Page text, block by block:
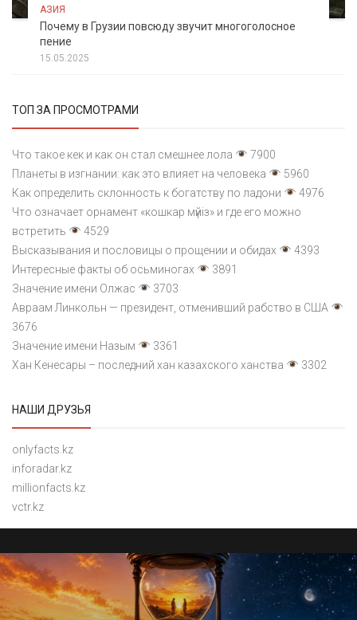
АЗИЯ
Почему в Грузии повсюду звучит многоголосное
пение
15.05.2025
ТОП ЗА ПРОСМОТРАМИ
Что такое кек и как он стал смешнее лола
7900
Планеты в изгнании: как это влияет на человека
5960
Как определить склонность к богатству по ладони
4976
Что означает орнамент «кошкар мүйіз» и где его можно
встретить
4529
Высказывания и пословицы о прощении и обидах
4393
Интересные факты об осьминогах
3891
Значение имени Олжас
3703
Авраам Линкольн — президент, отменивший рабство в США
3676
Значение имени Назым
3361
Хан Кенесары – последний хан казахского ханства
3302
НАШИ ДРУЗЬЯ
onlyfacts.kz
inforadar.kz
millionfacts.kz
vctr.kz